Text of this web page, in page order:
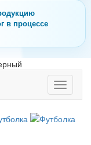
в процессе
Toggle